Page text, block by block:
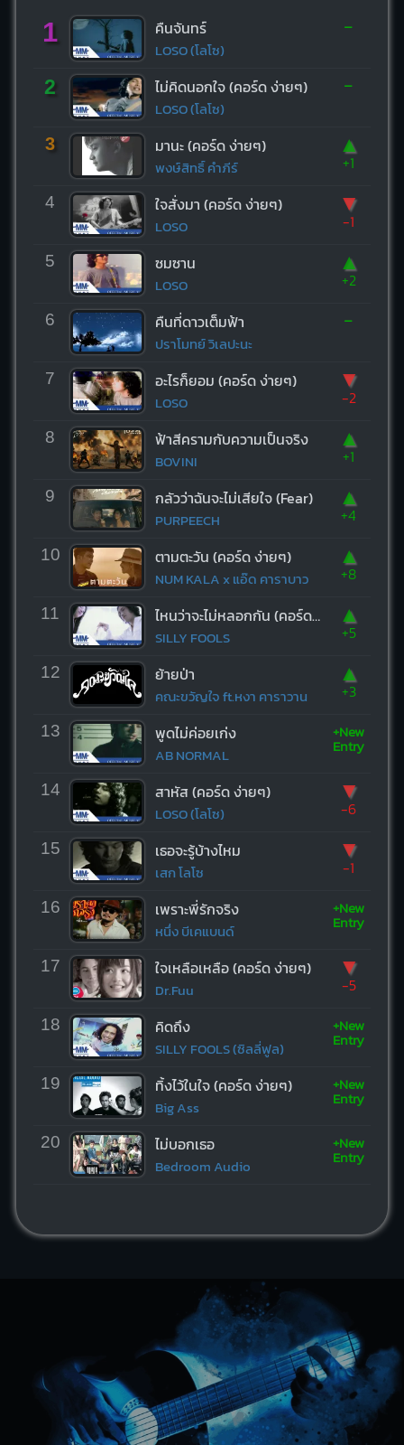
1 คืนจันทร์
LOSO (โลโซ)
-
2 ไม่คิดนอกใจ (คอร์ด ง่ายๆ)
LOSO (โลโซ)
-
3 มานะ (คอร์ด ง่ายๆ)
พงษ์สิทธิ์ คำภีร์
▲
+1
4 ใจสั่งมา (คอร์ด ง่ายๆ)
LOSO
▼
-1
5 ซมซาน
LOSO
▲
+2
6 คืนที่ดาวเต็มฟ้า
ปราโมทย์ วิเลปะนะ
-
7 อะไรก็ยอม (คอร์ด ง่ายๆ)
LOSO
▼
-2
8 ฟ้าสีครามกับความเป็นจริง
BOVINI
▲
+1
9 กลัวว่าฉันจะไม่เสียใจ (Fear)
PURPEECH
▲
+4
10 ตามตะวัน (คอร์ด ง่ายๆ)
NUM KALA x แอ๊ด คาราบาว
▲
+8
11 ไหนว่าจะไม่หลอกกัน (คอร์ด ง่ายๆ)
SILLY FOOLS
▲
+5
12 ย้ายป่า
คณะขวัญใจ ft.หงา คาราวาน
▲
+3
13 พูดไม่ค่อยเก่ง
AB NORMAL
+New
Entry
14 สาหัส (คอร์ด ง่ายๆ)
LOSO (โลโซ)
▼
-6
15 เธอจะรู้บ้างไหม
เสก โลโซ
▼
-1
16 เพราะพี่รักจริง
หนึ่ง บีเคแบนด์
+New
Entry
17 ใจเหลือเหลือ (คอร์ด ง่ายๆ)
Dr.Fuu
▼
-5
18 คิดถึง
SILLY FOOLS (ซิลลี่ฟูล)
+New
Entry
19 ทิ้งไว้ในใจ (คอร์ด ง่ายๆ)
Big Ass
+New
Entry
20 ไม่บอกเธอ
Bedroom Audio
+New
Entry